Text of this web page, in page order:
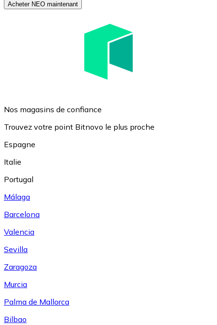
Acheter NEO maintenant
Nos magasins de confiance
Trouvez votre point Bitnovo le plus proche
Espagne
Italie
Portugal
Málaga
Barcelona
Valencia
Sevilla
Zaragoza
Murcia
Palma de Mallorca
Bilbao